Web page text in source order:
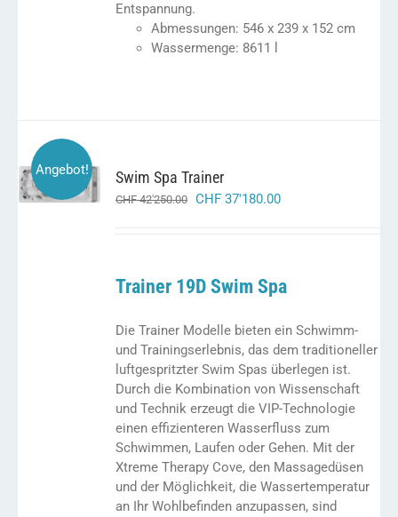
Entspannung.
Abmessungen: 546 x 239 x 152 cm
Wassermenge: 8611 l
Angebot!
IN DEN
WARENKORB
Swim Spa Trainer
CHF42'250.00 ursprünglicher
CHF 37'180.00aktueller
Trainer 19D Swim Spa
Die Trainer Modelle bieten ein Schwimm-
und Trainingserlebnis, das dem traditioneller
luftgespritzter Swim Spas überlegen ist.
Durch die Kombination von Wissenschaft
und Technik erzeugt die VIP-Technologie
einen effizienteren Wasserfluss zum
Schwimmen, Laufen oder Gehen. Mit der
Xtreme Therapy Cove, den Massagedüsen
und der Möglichkeit, die Wassertemperatur
an Ihr Wohlbefinden anzupassen, sind